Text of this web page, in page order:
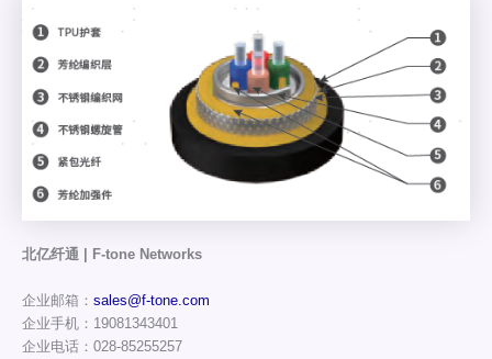
北亿纤通 | F-tone Networks
企业邮箱： sales@f-tone.com
企业手机：19081343401
企业电话：028-85255257